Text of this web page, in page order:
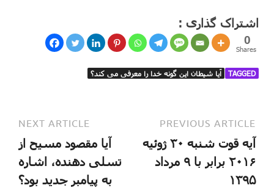
اشتراک گذاری :
0
Shares
TAGGED آیا شیطان این گونه خدا را معرفی می کند؟
PREVIOUS ARTICLE
آیه قوت شنبه ۳۰ ژوئیه
۲۰۱۶ برابر با ۹ مرداد
۱۳۹۵
NEXT ARTICLE
آیا مقصود مسیح از
تسلی دهنده، اشاره
به پیامبر جدید بود؟